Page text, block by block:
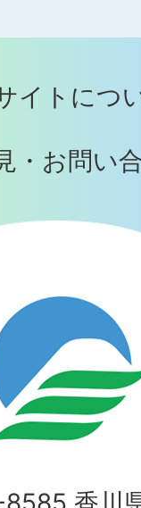
イトにつ
・お問い